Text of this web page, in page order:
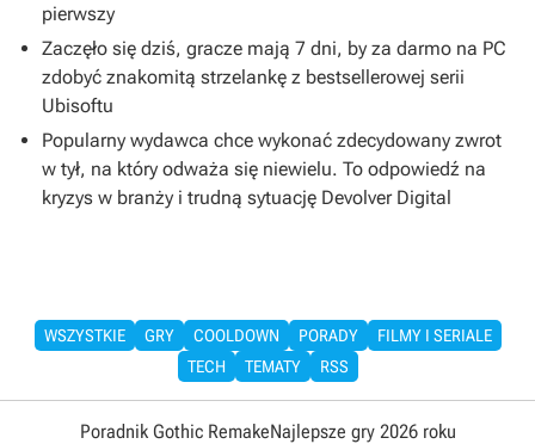
pierwszy
Zaczęło się dziś, gracze mają 7 dni, by za darmo na PC
zdobyć znakomitą strzelankę z bestsellerowej serii
Ubisoftu
Popularny wydawca chce wykonać zdecydowany zwrot
w tył, na który odważa się niewielu. To odpowiedź na
kryzys w branży i trudną sytuację Devolver Digital
WSZYSTKIE GRY COOLDOWN PORADY
FILMY I SERIALE
TECH
TEMATY RSS
Poradnik Gothic RemakeNajlepsze gry 2026 roku